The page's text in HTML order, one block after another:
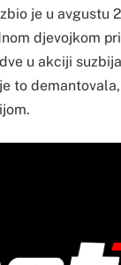
je u avgustu
djevojkom
u akciji
to